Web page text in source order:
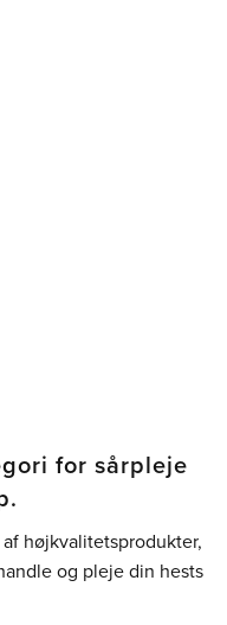
for sårpleje
højkvalitetsprodukter,
og pleje din hests